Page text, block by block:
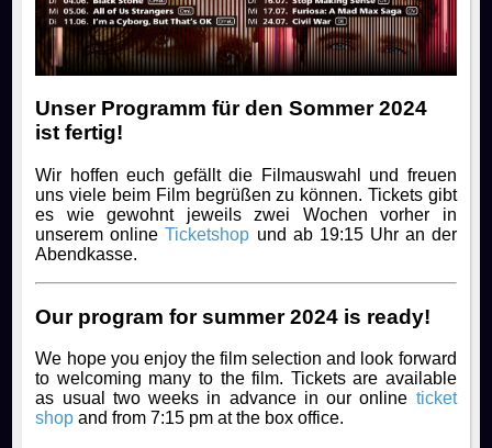
Unser Programm für den Sommer 2024
ist fertig!
Wir hoffen euch gefällt die Filmauswahl und freuen
uns viele beim Film begrüßen zu können. Tickets gibt
es wie gewohnt jeweils zwei Wochen vorher in
unserem onlineTicketshop und ab 19:15 Uhr an der
Abendkasse.
Our program for summer 2024 is ready!
We hope you enjoy the film selection and look forward
to welcoming many to the film. Tickets are available
as usual two weeks in advance in our online ticket
shop and from 7:15 pm at the box office.